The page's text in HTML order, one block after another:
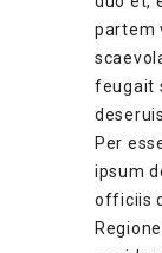
partem
feugait
Per
ipsum
officiis